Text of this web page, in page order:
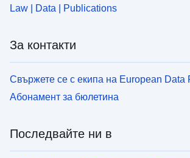
Law | Data | Publications
За контакти
Свържете се с екипа на European Data
Абонамент за бюлетина
Последвайте ни в